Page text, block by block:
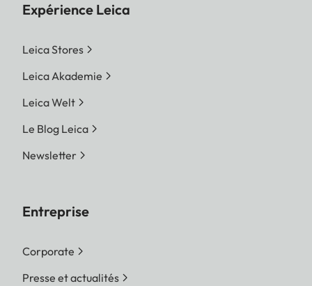
Expérience Leica
Leica Stores
Leica Akademie
Leica Welt
Le Blog Leica
Newsletter
Entreprise
Corporate
Presse et actualités